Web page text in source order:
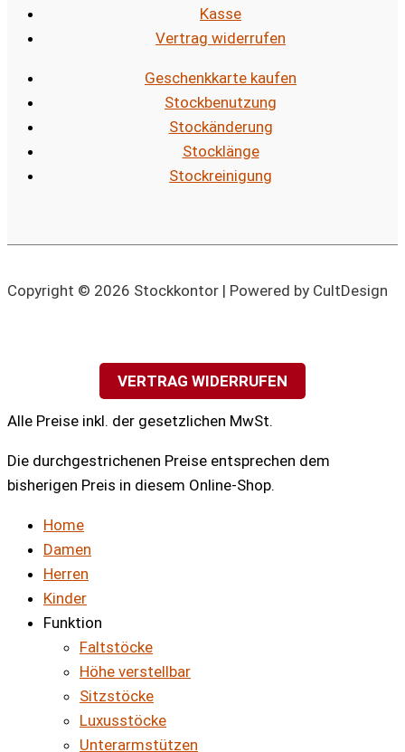
Kasse
Vertrag widerrufen
Geschenkkarte kaufen
Stockbenutzung
Stockänderung
Stocklänge
Stockreinigung
Copyright © 2026 Stockkontor | Powered by CultDesign
VERTRAG WIDERRUFEN
Alle Preise inkl. der gesetzlichen MwSt.
Die durchgestrichenen Preise entsprechen dem
bisherigen Preis in diesem Online-Shop.
Home
Damen
Herren
Kinder
Funktion
Faltstöcke
Höhe verstellbar
Sitzstöcke
Luxusstöcke
Unterarmstützen